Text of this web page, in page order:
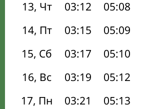
13, Чт
03:12 05:08
14, Пт
03:15 05:09
15, Сб
03:17 05:10
16, Вс
03:19 05:12
17, Пн
03:21 05:13